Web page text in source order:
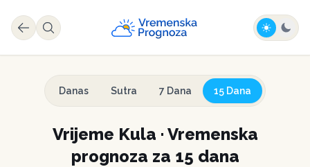
Danas Sutra 7 Dana 15 Dana
Vrijeme Kula · Vremenska
prognoza za 15 dana